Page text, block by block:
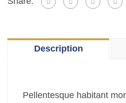
Description
Pellentesque habitant